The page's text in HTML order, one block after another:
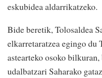
eskubidea aldarrikatzeko.
Bide beretik, Tolosaldea
elkarretaratzea egingo du
astearteko osoko
udalbatzari Saharako